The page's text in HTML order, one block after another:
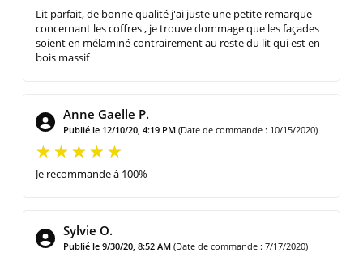
Lit parfait, de bonne qualité j'ai juste une petite remarque
concernant les coffres , je trouve dommage que les façades
soient en mélaminé contrairement au reste du lit qui est en
bois massif
Anne Gaelle P.
Publié le 12/10/20, 4:19 PM (Date de commande : 10/15/2020)
Je recommande à 100%
Sylvie O.
Publié le 9/30/20, 8:52 AM (Date de commande : 7/17/2020)